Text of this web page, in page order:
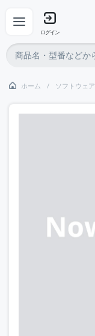
ログイン
ホーム ソフトウェア